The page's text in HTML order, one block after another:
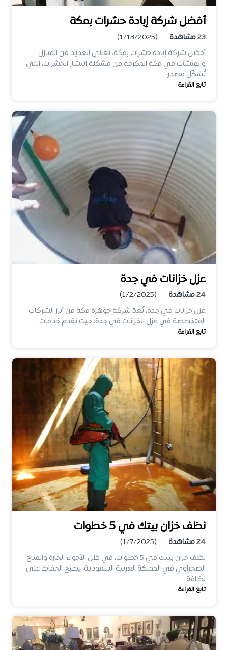
أفضل شركة إبادة حشرات بمكة
23مشاهدة
(1/13/2025)
أفضل شركة إبادة حشرات بمكة، تعاني العديد من المنازل
والمنشآت في مكة المكرمة من مشكلة انتشار الحشرات، التي
تُشكّل مصدر…
تابع القراءة
عزل خزانات في جدة
24مشاهدة
(1/2/2025)
عزل خزانات في جدة، تُعدّ شركة جوهرة مكة من أبرز الشركات
المتخصصة في عزل الخزانات في جدة، حيث تقدم خدمات…
تابع القراءة
نظف خزان بيتك في 5 خطوات
24مشاهدة
(1/7/2025)
نظف خزان بيتك في 5 خطوات، في ظل الأجواء الحارة والمناخ
الصحراوي في المملكة العربية السعودية، يصبح الحفاظ على
نظافة…
تابع القراءة